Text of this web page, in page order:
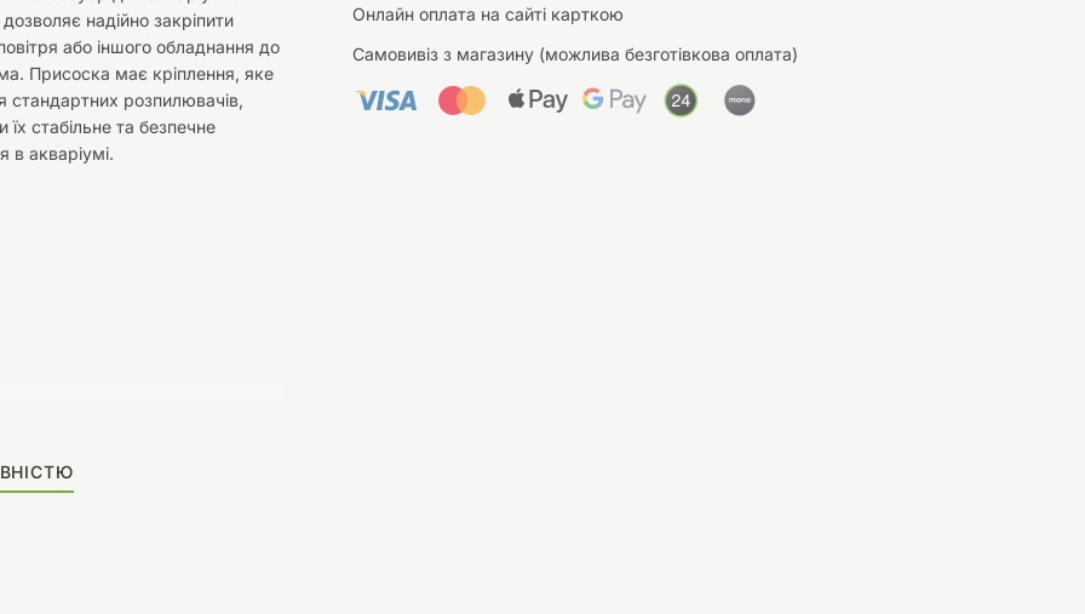
Онлайн оплата на сайті карткою
Самовивіз з магазину (можлива безготівкова оплата)
надійно закріпити
або іншого обладнання до
Присоска має кріплення, яке
стандартних розпилювачів,
їх стабільне та безпечне
в акваріумі.